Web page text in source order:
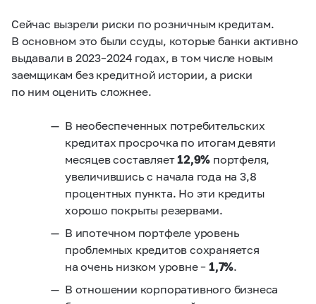
Сейчас вызрели риски по розничным кредитам.
В основном это были ссуды, которые банки активно
выдавали в 2023–2024 годах, в том числе новым
заемщикам без кредитной истории, а риски
по ним оценить сложнее.
В необеспеченных потребительских
кредитах просрочка по итогам девяти
месяцев составляет12,9% портфеля,
увеличившись с начала года на 3,8
процентных пункта. Но эти кредиты
хорошо покрыты резервами.
В ипотечном портфеле уровень
проблемных кредитов сохраняется
на очень низком уровне –1,7%.
В отношении корпоративного бизнеса